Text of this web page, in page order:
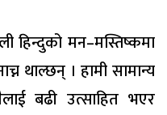
हिन्दुको मन–मस्तिष्कमा
थाल्छन् । हामी सामान्य
बढी उत्साहित भएर